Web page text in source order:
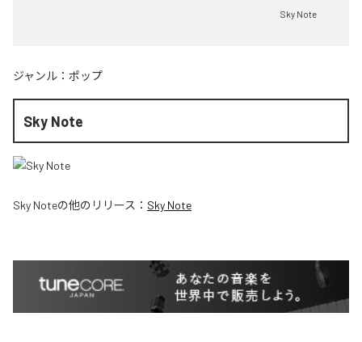
Sky Note
ジャンル： ポップ
Sky Note
Sky Noteの他のリリース： Sky Note